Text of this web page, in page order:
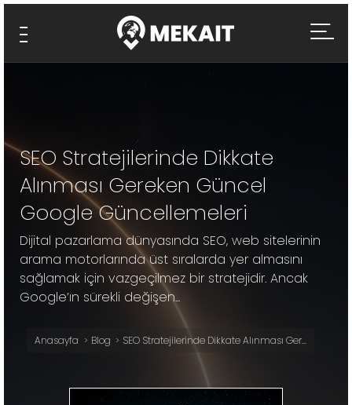
SEO Stratejilerinde Dikkate
Alınması Gereken Güncel
Google Güncellemeleri
Dijital pazarlama dünyasında SEO, web sitelerinin
arama motorlarında üst sıralarda yer almasını
sağlamak için vazgeçilmez bir stratejidir. Ancak
Google’ın sürekli değişen...
Anasayfa Blog SEO Stratejilerinde Dikkate Alınması Ger...